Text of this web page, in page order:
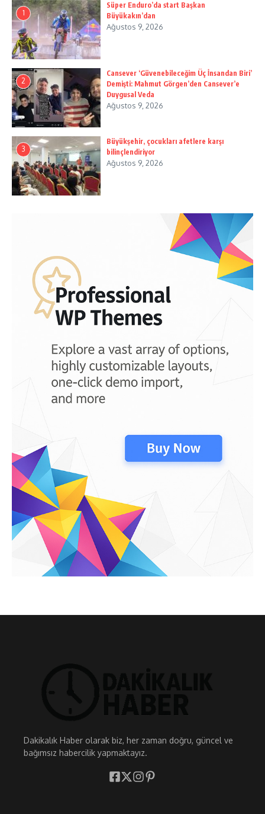
1
Süper Enduro’da start Başkan
Büyükakın’dan
Ağustos 9, 2026
2
Cansever ‘Güvenebileceğim Üç İnsandan Biri’
Demişti: Mahmut Görgen’den Cansever’e
Duygusal Veda
Ağustos 9, 2026
3
Büyükşehir, çocukları afetlere karşı
bilinçlendiriyor
Ağustos 9, 2026
Dakikalık Haber olarak biz, her zaman doğru, güncel ve
bağımsız habercilik yapmaktayız.